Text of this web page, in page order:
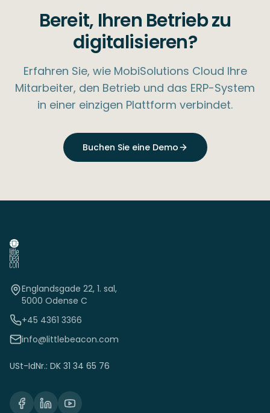
Bereit, Ihren Betrieb zu
digitalisieren?
Erfahren Sie, wie MobiSolutions Cloud Ihre
Mitarbeiter, den Betrieb und das ERP-System
in einer einzigen Plattform verbindet.
Buchen Sie eine Demo
Englandsgade 22, 1. sal,
5000 Odense C
+45 4361 3366
info@littlebeacon.com
USt-IdNr.: DK 31 34 65 76